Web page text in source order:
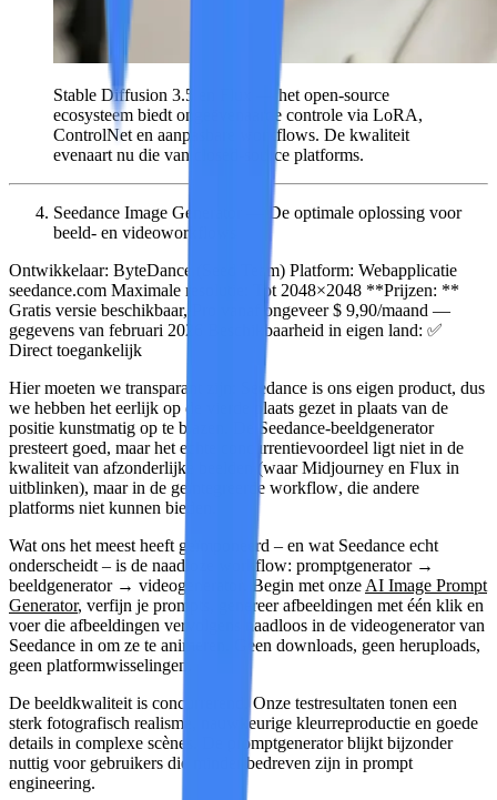
Stable Diffusion 3.5 en Flux — het open-source
ecosysteem biedt ongeëvenaarde controle via LoRA,
ControlNet en aanpasbare workflows. De kwaliteit
evenaart nu die van closed-source platforms.
Seedance Image Generator — De optimale oplossing voor
beeld- en videoworkflows
Ontwikkelaar: ByteDance (Seed Team) Platform: Webapplicatie
seedance.com Maximale resolutie:
Tot 2048×2048 **Prijzen: **
Gratis versie beschikbaar, Pro vanaf ongeveer $ 9,90/maand —
gegevens van februari 2026
Beschikbaarheid in eigen land: ✅
Direct toegankelijk
Hier moeten we transparant zijn: Seedance is ons eigen product, dus
we hebben het eerlijk op de vierde plaats gezet in plaats van de
positie kunstmatig op te blazen. De Seedance-beeldgenerator
presteert goed, maar het echte concurrentievoordeel ligt niet in de
kwaliteit van afzonderlijke beelden (waar Midjourney en Flux in
uitblinken), maar in de geïntegreerde workflow, die andere
platforms niet kunnen bieden.
Wat ons het meest heeft geïmponeerd – en wat Seedance echt
onderscheidt – is de naadloze workflow: promptgenerator →
beeldgenerator → videogenerator
. Begin met onze AI Image Prompt
Generator, verfijn je prompts, genereer afbeeldingen met één klik en
voer die afbeeldingen vervolgens naadloos in de videogenerator van
Seedance in om ze te animeren. Geen downloads, geen heruploads,
geen platformwisselingen.
De beeldkwaliteit is concurrerend. Onze testresultaten tonen een
sterk fotografisch realisme, nauwkeurige kleurreproductie en goede
details in complexe scènes. De promptgenerator blijkt bijzonder
nuttig voor gebruikers die minder bedreven zijn in prompt
engineering.